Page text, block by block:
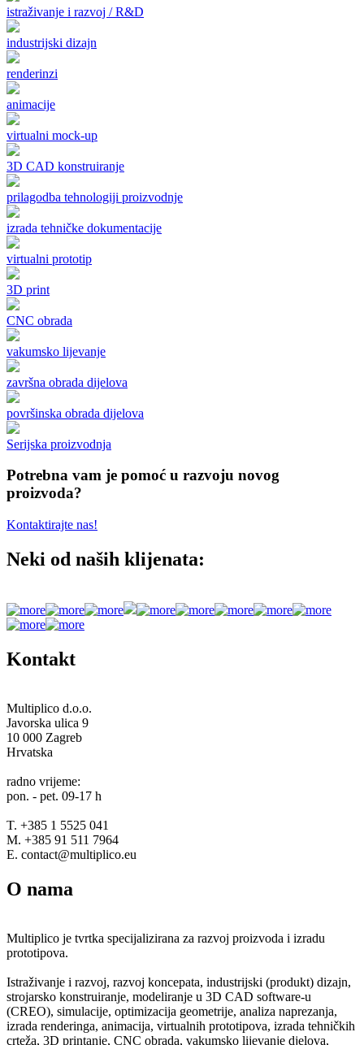
istraživanje i razvoj / R&D
industrijski dizajn
renderinzi
animacije
virtualni mock-up
3D CAD konstruiranje
prilagodba tehnologiji proizvodnje
izrada tehničke dokumentacije
virtualni prototip
3D print
CNC obrada
vakumsko lijevanje
završna obrada dijelova
površinska obrada dijelova
Serijska proizvodnja
Potrebna vam je pomoć u razvoju novog
proizvoda?
Kontaktirajte nas!
Neki od naših klijenata:
Kontakt
Multiplico d.o.o.
Javorska ulica 9
10 000 Zagreb
Hrvatska
radno vrijeme:
pon. - pet. 09-17 h
T. +385 1 5525 041
M. +385 91 511 7964
E. contact@multiplico.eu
O nama
Multiplico je tvrtka specijalizirana za razvoj proizvoda i izradu
prototipova.
Istraživanje i razvoj, razvoj koncepata, industrijski (produkt) dizajn,
strojarsko konstruiranje, modeliranje u 3D CAD software-u
(CREO), simulacije, optimizacija geometrije, analiza naprezanja,
izrada renderinga, animacija, virtualnih prototipova, izrada tehničkih
crteža, 3D printanje, CNC obrada, vakumsko lijevanje djelova,